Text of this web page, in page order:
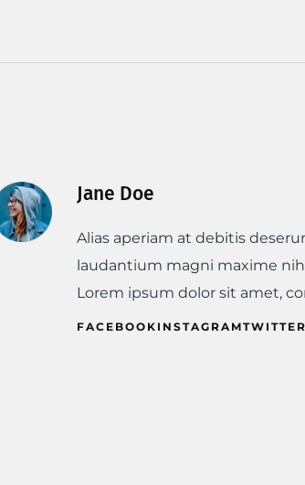
Jane Doe
Alias aperiam at debitis
laudantium magni maxime
Lorem ipsum dolor sit amet,